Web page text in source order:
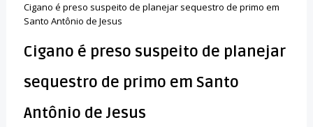
Cigano é preso suspeito de planejar sequestro de primo em
Santo Antônio de Jesus
Cigano é preso suspeito de planejar
sequestro de primo em Santo
Antônio de Jesus